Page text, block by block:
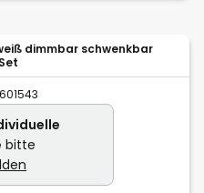
dimmbar schwenkbar
bitte